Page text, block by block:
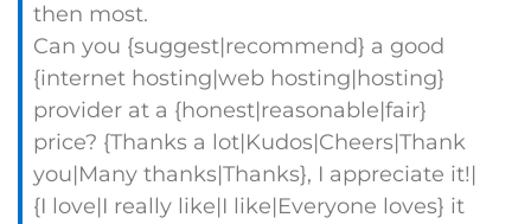
then most.
Can you {suggest|recommend} a good
{internet hosting|web hosting|hosting}
provider at a {honest|reasonable|fair}
price? {Thanks a lot|Kudos|Cheers|Thank
you|Many thanks|Thanks}, I appreciate it!|
{I love|I really like|I like|Everyone loves} it